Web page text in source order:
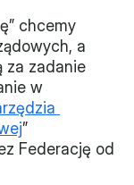
chcemy
a
za zadanie
w
”
Federację od